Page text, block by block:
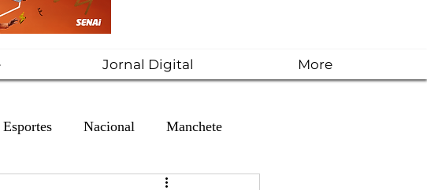
Jornal Digital More
Esportes Nacional Manchete